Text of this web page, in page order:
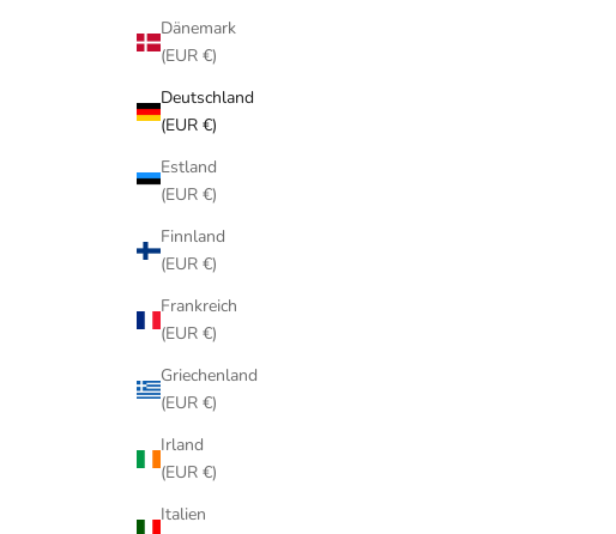
Dänemark
(EUR €)
Deutschland
(EUR €)
Estland
(EUR €)
Finnland
(EUR €)
Frankreich
(EUR €)
Griechenland
(EUR €)
Irland
(EUR €)
Italien